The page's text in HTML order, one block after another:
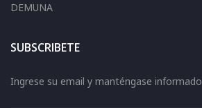
DEMUNA
SUBSCRIBETE
Ingrese su email y manténgase informado